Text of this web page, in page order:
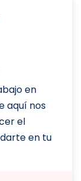
en
aquí nos
el
en tu